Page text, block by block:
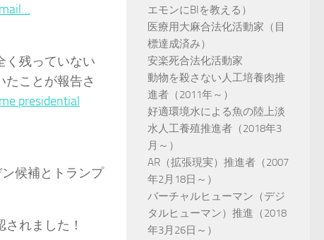
く残っていない
ことが報告さ
presidential
候補とトランプ
れました！
エモンにBIを教える）
医療用大麻合法化活動家（目
標達成済み）
安楽死合法化活動家
動物を殺さない人工培養肉推
進者（2011年～）
好適環境水による魚の陸上淡
水人工養殖推進者（2018年3
月～）
AR（拡張現実）推進者（2007
年2月18日～）
バーチャルヒューマン（デジ
タルヒューマン）推進（2018
年3月26日～）